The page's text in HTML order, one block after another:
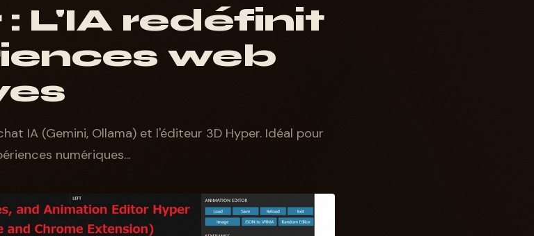
L'IA redéfinit
web
IA (Gemini, Ollama) et l'éditeur 3D Hyper. Idéal pour
numériques...